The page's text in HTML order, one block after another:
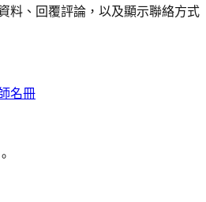
料、回覆評論，以及顯示聯絡方式
名冊